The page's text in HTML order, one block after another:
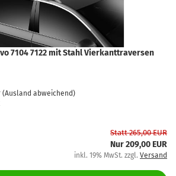
7104 7122 mit Stahl Vierkanttraversen
(Ausland abweichend)
Statt 265,00 EUR
Nur 209,00 EUR
inkl. 19% MwSt. zzgl. Versand